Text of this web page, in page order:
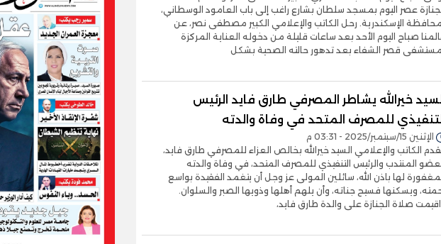
عصر اليوم بمسجد سلطان بشارع راغب إلى باب العامود الوسطاني،
الإسكندرية. رحل الكاتب والإعلامي الكبير مصطفى نصر، عن
صباح اليوم الأحد بعد ساعات قليلة من دخوله العناية المركزة
قصر الشفاء بعد تدهور حالته الصحية بشكل
السيد خيرالله يشاطر المصرفي طارق فايد الرئيس
التنفيذي للمصرف المتحد في وفاة والدته
الإثنين 15/سبتمبر/2025 - 03:31 م
الكاتب والإعلامي السيد خيرالله بخالص العزاء للمصرفي طارق فايد،
المنتدب والرئيس التنفيذي للمصرف المتحد، في وفاة والدته
لها باذن الله، سائلين المولى عز وجل أن يتغمد الفقيدة بواسع
ويسكنها فسيح جناته، وأن يلهم أهلها وذويها الصبر والسلوان.
صلاة الجنازة على والدة طارق فايد،